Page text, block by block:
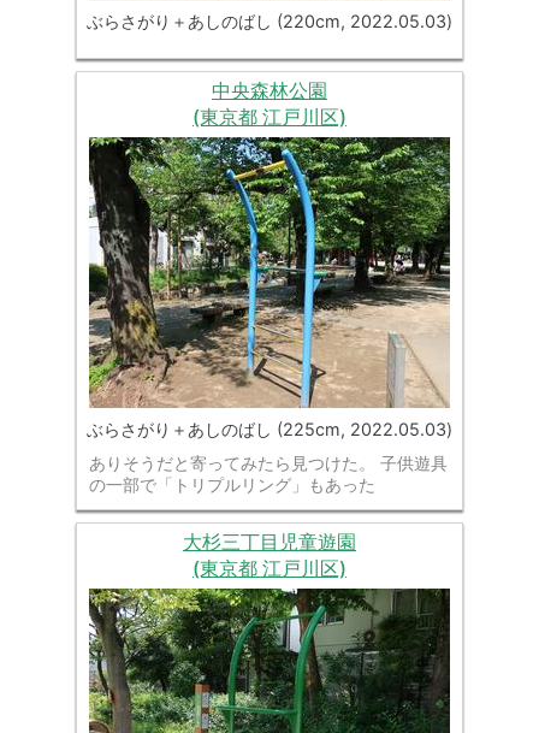
ぶらさがり＋あしのばし (220cm, 2022.05.03)
中央森林公園
(東京都 江戸川区)
ぶらさがり＋あしのばし (225cm, 2022.05.03)
ありそうだと寄ってみたら見つけた。 子供遊具
の一部で「トリプルリング」もあった
大杉三丁目児童遊園
(東京都 江戸川区)